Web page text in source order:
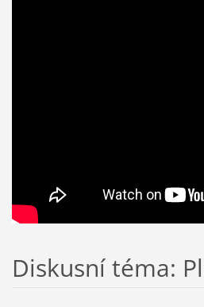
Diskusní téma: